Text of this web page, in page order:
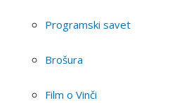
Programski savet
Brošura
Film o Vinči